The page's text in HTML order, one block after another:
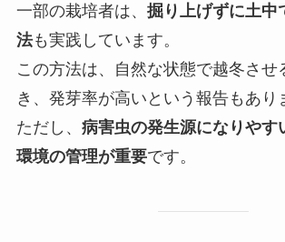
一部の栽培者は、 掘り上げずに土中
法も実践しています。
この方法は、自然な状態で越冬させ
き、発芽率が高いという報告もあり
ただし、 病害虫の発生源になりやす
環境の管理が重要です。